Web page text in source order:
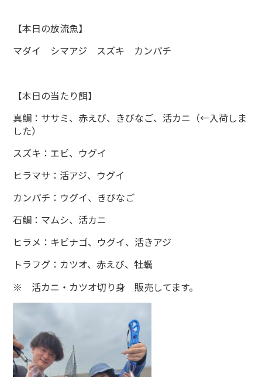
【本日の放流魚】
マダイ シマアジ スズキ カンパチ
【本日の当たり餌】
真鯛：ササミ、赤えび、きびなご、活カニ（←入荷しま
した）
スズキ：エビ、ウグイ
ヒラマサ：活アジ、ウグイ
カンパチ：ウグイ、きびなご
石鯛：マムシ、活カニ
ヒラメ：キビナゴ、ウグイ、活きアジ
トラフグ：カツオ、赤えび、牡蠣
※ 活カニ・カツオ切り身 販売してます。